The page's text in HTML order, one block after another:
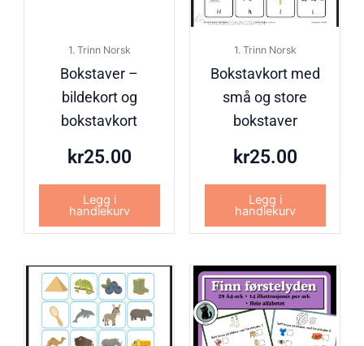
1. Trinn Norsk
Bokstaver –
bildekort og
bokstavkort
kr25.00
Legg i
handlekurv
1. Trinn Norsk
Bokstavkort med
små og store
bokstaver
kr25.00
Legg i
handlekurv